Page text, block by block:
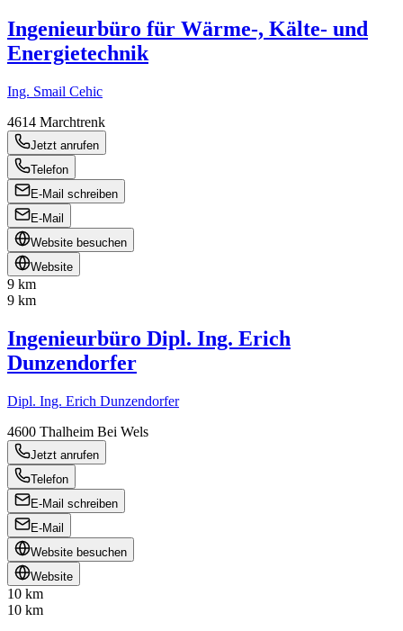
Ingenieurbüro für Wärme-, Kälte- und
Energietechnik
Ing. Smail Cehic
4614 Marchtrenk
Jetzt anrufen
Telefon
E-Mail schreiben
E-Mail
Website besuchen
Website
9 km
9 km
Ingenieurbüro Dipl. Ing. Erich
Dunzendorfer
Dipl. Ing. Erich Dunzendorfer
4600 Thalheim Bei Wels
Jetzt anrufen
Telefon
E-Mail schreiben
E-Mail
Website besuchen
Website
10 km
10 km